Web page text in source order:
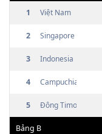
1 Việt Nam
2 Singapore
3 Indonesia
4 Campuchia
5 Đông Timor
Bảng B